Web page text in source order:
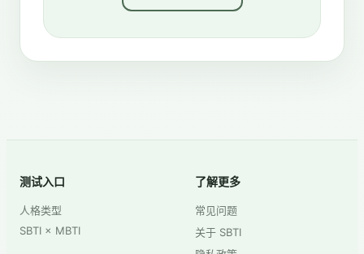
测试入口
人格类型
SBTI × MBTI
了解更多
常见问题
关于 SBTI